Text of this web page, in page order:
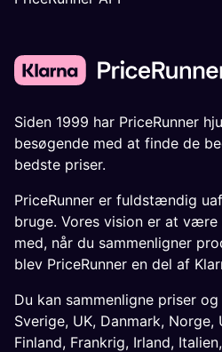
Siden 1999 har PriceRunner
besøgende med at finde de
bedste priser.
PriceRunner er fuldstændig
bruge. Vores vision er at
med, når du sammenligner
blev PriceRunner en del af
Du kan sammenligne priser
Sverige, UK, Danmark, Norge,
Finland, Frankrig, Irland, Italien,